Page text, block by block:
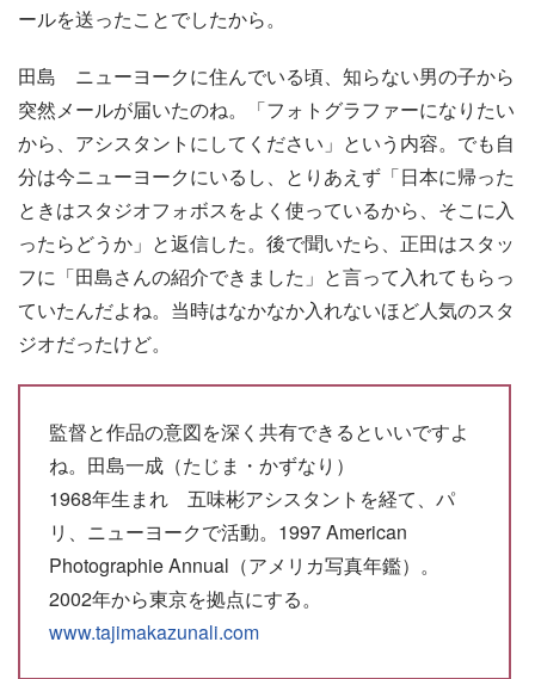
ールを送ったことでしたから。
田島 ニューヨークに住んでいる頃、知らない男の子から
突然メールが届いたのね。「フォトグラファーになりたい
から、アシスタントにしてください」という内容。でも自
分は今ニューヨークにいるし、とりあえず「日本に帰った
ときはスタジオフォボスをよく使っているから、そこに入
ったらどうか」と返信した。後で聞いたら、正田はスタッ
フに「田島さんの紹介できました」と言って入れてもらっ
ていたんだよね。当時はなかなか入れないほど人気のスタ
ジオだったけど。
監督と作品の意図を深く共有できるといいですよ
ね。 田島一成（たじま・かずなり）
1968年生まれ 五味彬アシスタントを経て、パ
リ、ニューヨークで活動。1997 American
Photographie Annual（アメリカ写真年鑑）。
2002年から東京を拠点にする。
www.tajimakazunali.com